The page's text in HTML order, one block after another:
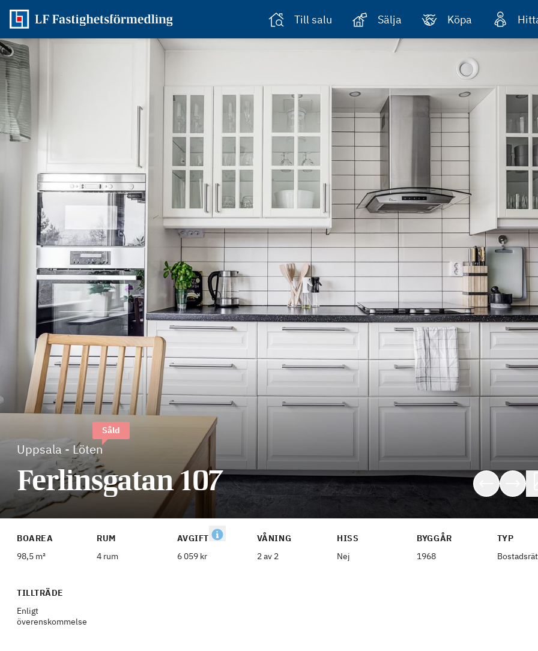
Till salu Sälja Köpa
Uppsala- Löten
Såld
Ferlinsgatan 107
BOAREA
98,5 m²
RUM
4 rum
AVGIFT
6 059 kr
VÅNING
2 av 2
HISS
Nej
BYGGÅR
1968
TYP
TILLTRÄDE
Enligt
överenskommelse